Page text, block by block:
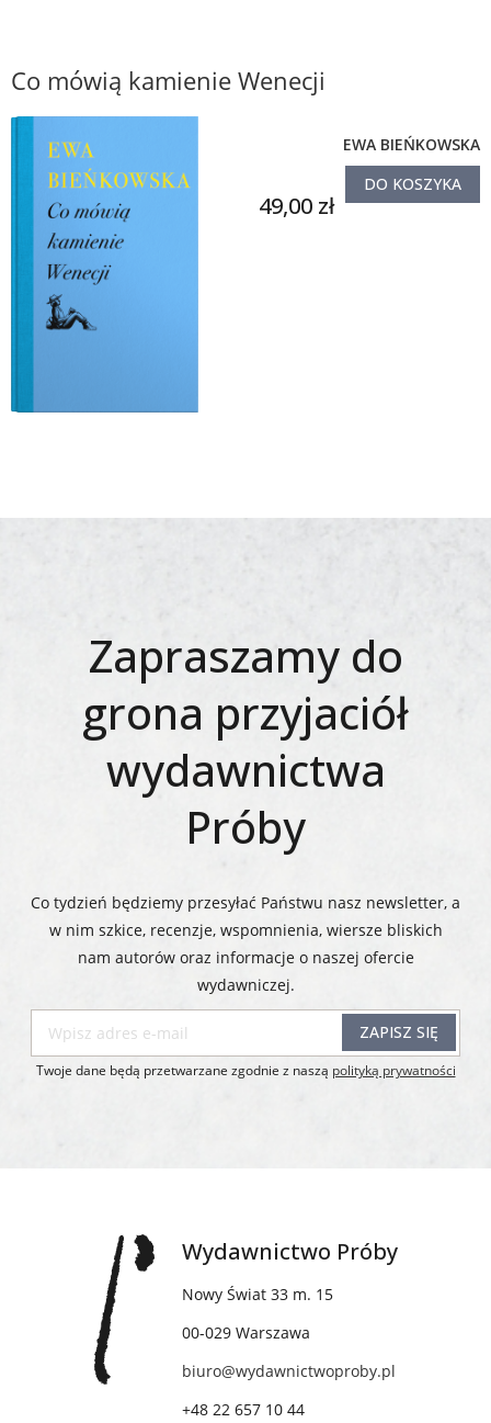
Co mówią kamienie Wenecji
EWA BIEŃKOWSKA
49,00 zł
DO KOSZYKA
Zapraszamy do
grona przyjaciół
wydawnictwa
Próby
Co tydzień będziemy przesyłać Państwu nasz newsletter, a
w nim szkice, recenzje, wspomnienia, wiersze bliskich
nam autorów oraz informacje o naszej ofercie
wydawniczej.​​​​​​​
ZAPISZ SIĘ
Twoje dane będą przetwarzane zgodnie z naszą polityką prywatności
Wydawnictwo Próby
Nowy Świat 33 m. 15
00-029 Warszawa
biuro@wydawnictwoproby.pl
+48 22 657 10 44